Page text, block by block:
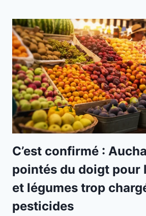
C’est confirmé :
pointés du doigt pour
et légumes trop
pesticides